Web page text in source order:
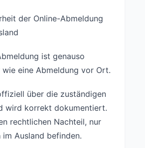
der Online-Abmeldung
ist genauso
wie eine Abmeldung vor Ort.
über die zuständigen
wird korrekt dokumentiert.
rechtlichen Nachteil, nur
im Ausland befinden.